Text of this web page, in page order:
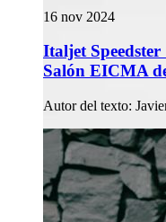
16 nov 2024
Italjet Speedster
Salón EICMA
Autor del texto: